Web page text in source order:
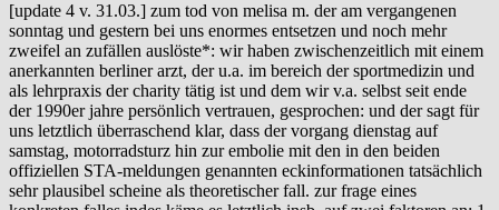
[update 4 v. 31.03.] zum tod von melisa m. der am vergangenen
sonntag und gestern bei uns enormes entsetzen und noch mehr
zweifel an zufällen auslöste*: wir haben zwischenzeitlich mit einem
anerkannten berliner arzt, der u.a. im bereich der sportmedizin und
als lehrpraxis der charity tätig ist und dem wir v.a. selbst seit ende
der 1990er jahre persönlich vertrauen, gesprochen: und der sagt für
uns letztlich überraschend klar, dass der vorgang dienstag auf
samstag, motorradsturz hin zur embolie mit den in den beiden
offiziellen STA-meldungen genannten eckinformationen tatsächlich
sehr plausibel scheine als theoretischer fall. zur frage eines